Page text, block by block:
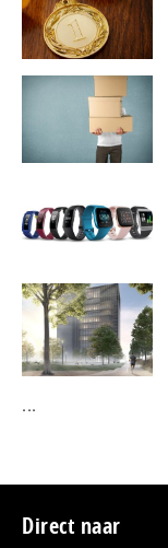
...
Footer
Direct naar